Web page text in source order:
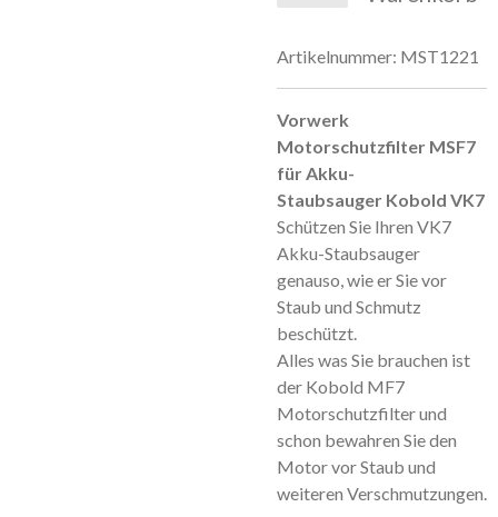
Artikelnummer: MST1221
Vorwerk
Motorschutzfilter MSF7
für Akku-
Staubsauger Kobold VK7
Schützen Sie Ihren VK7
Akku-Staubsauger
genauso, wie er Sie vor
Staub und Schmutz
beschützt.
Alles was Sie brauchen ist
der Kobold MF7
Motorschutzfilter und
schon bewahren Sie den
Motor vor Staub und
weiteren Verschmutzungen.